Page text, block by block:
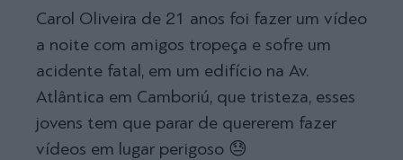
Carol Oliveira de 21 anos foi fazer um vídeo
a noite com amigos tropeça e sofre um
acidente fatal, em um edifício na Av.
Atlântica em Camboriú, que tristeza, esses
jovens tem que parar de quererem fazer
vídeos em lugar perigoso 😓